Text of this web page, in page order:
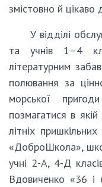
змістовно й цікаво
У відділі
та учнів 1–4
літературним
полювання за
морської
позмагатися в
літніх
«ДоброШкола»,
учні 2-А, 4-Д
Вдовиченко «36 і